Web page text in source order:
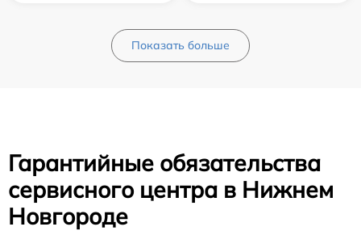
Показать больше
Гарантийные обязательства
сервисного центра в Нижнем
Новгороде